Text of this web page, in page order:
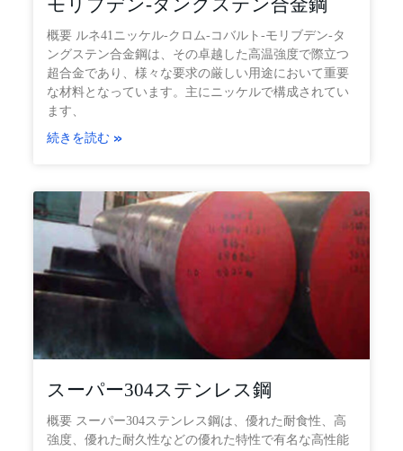
モリブデン-タングステン合金鋼
概要 ルネ41ニッケル-クロム-コバルト-モリブデン-タ
ングステン合金鋼は、その卓越した高温強度で際立つ
超合金であり、様々な要求の厳しい用途において重要
な材料となっています。主にニッケルで構成されてい
ます、
続きを読む »
スーパー304ステンレス鋼
概要 スーパー304ステンレス鋼は、優れた耐食性、高
強度、優れた耐久性などの優れた特性で有名な高性能